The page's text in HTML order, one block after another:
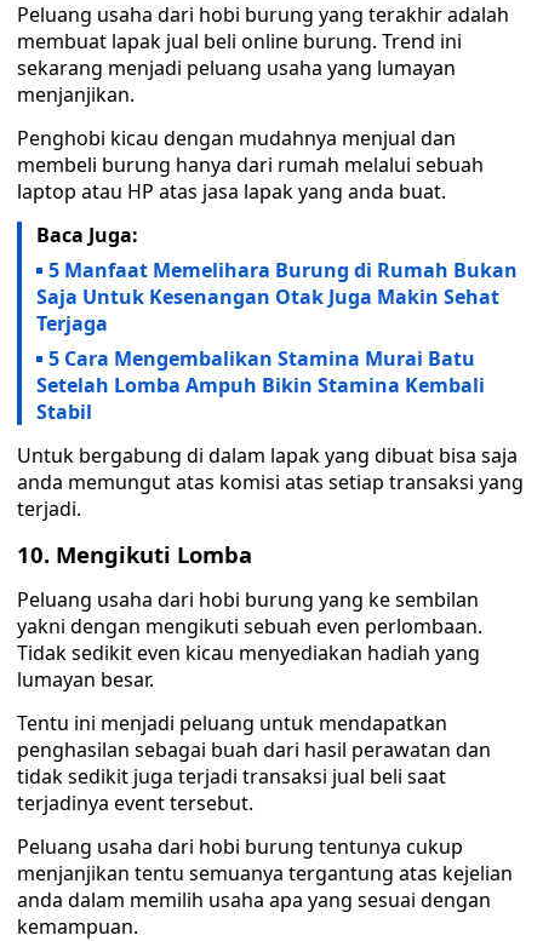
Peluang usaha dari hobi burung yang terakhir adalah
membuat lapak jual beli online burung. Trend ini
sekarang menjadi peluang usaha yang lumayan
menjanjikan.
Penghobi kicau dengan mudahnya menjual dan
membeli burung hanya dari rumah melalui sebuah
laptop atau HP atas jasa lapak yang anda buat.
Baca Juga:
5 Manfaat Memelihara Burung di Rumah Bukan
Saja Untuk Kesenangan Otak Juga Makin Sehat
Terjaga
5 Cara Mengembalikan Stamina Murai Batu
Setelah Lomba Ampuh Bikin Stamina Kembali
Stabil
Untuk bergabung di dalam lapak yang dibuat bisa saja
anda memungut atas komisi atas setiap transaksi yang
terjadi.
10. Mengikuti Lomba
Peluang usaha dari hobi burung yang ke sembilan
yakni dengan mengikuti sebuah even perlombaan.
Tidak sedikit even kicau menyediakan hadiah yang
lumayan besar.
Tentu ini menjadi peluang untuk mendapatkan
penghasilan sebagai buah dari hasil perawatan dan
tidak sedikit juga terjadi transaksi jual beli saat
terjadinya event tersebut.
Peluang usaha dari hobi burung tentunya cukup
menjanjikan tentu semuanya tergantung atas kejelian
anda dalam memilih usaha apa yang sesuai dengan
kemampuan.